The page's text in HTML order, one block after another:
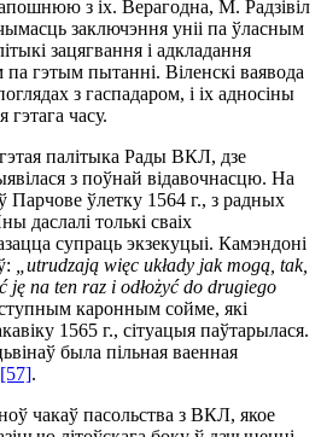
з іх. Верагодна, М. Ра­дзівіл
заключэння уніі па ўласным
зацягвання і адкладання
гэтым пытанні. Віленскі ваявода
з гаспадаром, і іх адносіны
гэтага часу.
палітыка Рады ВКЛ, дзе
з поўнай відавочнасцю. На
ўлетку 1564 г., з радных
даслалі толькі сваіх
супраць экзекуцыі. Камэндоні
„utrudzają więc układy jak mogą, tak,
ję na ten raz i odłożyć do drugiego
каронным сойме, які
1565 г., сітуацыя паўтарылася.
была пільная ваенная
[57].
чакаў пасольства з ВКЛ, якое